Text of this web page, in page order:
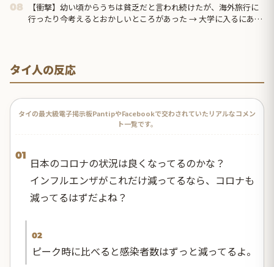
08
【衝撃】幼い頃からうちは貧乏だと言われ続けたが、海外旅行に
行ったり今考えるとおかしいところがあった → 大学に入るにあた
タイ人の反応
タイの最大級電子掲示板PantipやFacebookで交わされていたリアルなコメン
ト一覧です。
01
日本のコロナの状況は良くなってるのかな？
インフルエンザがこれだけ減ってるなら、コロナも
減ってるはずだよね？
02
ピーク時に比べると感染者数はずっと減ってるよ。